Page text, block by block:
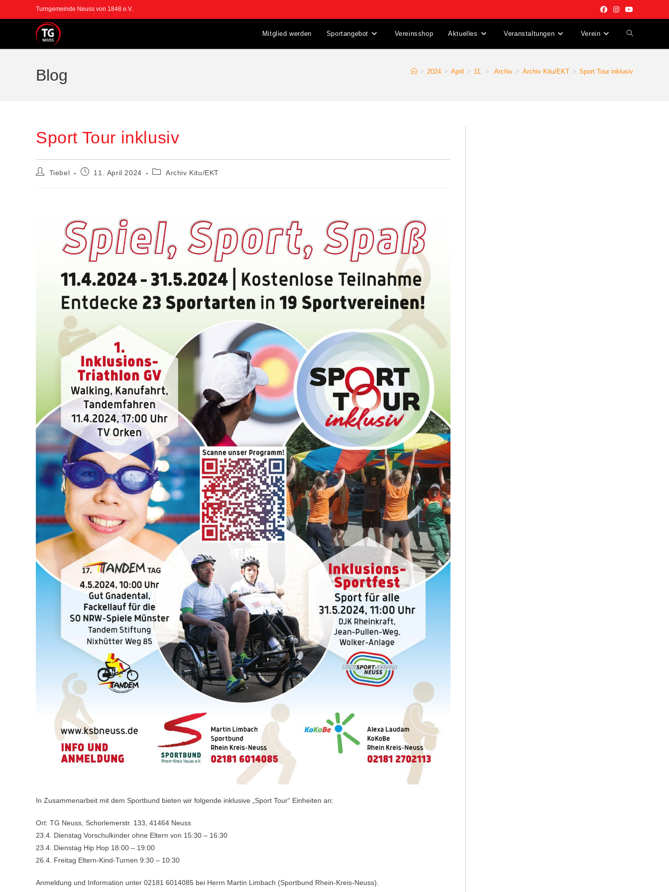
Inhalt
Turngemeinde Neuss von 1848 e.V.
Mitglied werden Sportangebot Vereinsshop Aktuelles Veranstaltungen Verein Website-
Blog > 2024 > April > 11. > .Archiv > Archiv Kitu/EKT > Sport Tour inklusiv
Sport Tour inklusiv
Beitrags-
Tiebel
Beitrag11. April 2024
Beitrags-
Archiv Kitu/EKT
In Zusammenarbeit mit dem Sportbund bieten wir folgende inklusive „Sport Tour“ Einheiten an:
Ort: TG Neuss, Schorlemerstr. 133, 41464 Neuss
23.4. Dienstag Vorschulkinder ohne Eltern von 15:30 – 16:30
23.4. Dienstag Hip Hop 18:00 – 19:00
26.4. Freitag Eltern-Kind-Turnen 9:30 – 10:30
Anmeldung und Information unter 02181 6014085 bei Herrn Martin Limbach (Sportbund Rhein-Kreis-Neuss).